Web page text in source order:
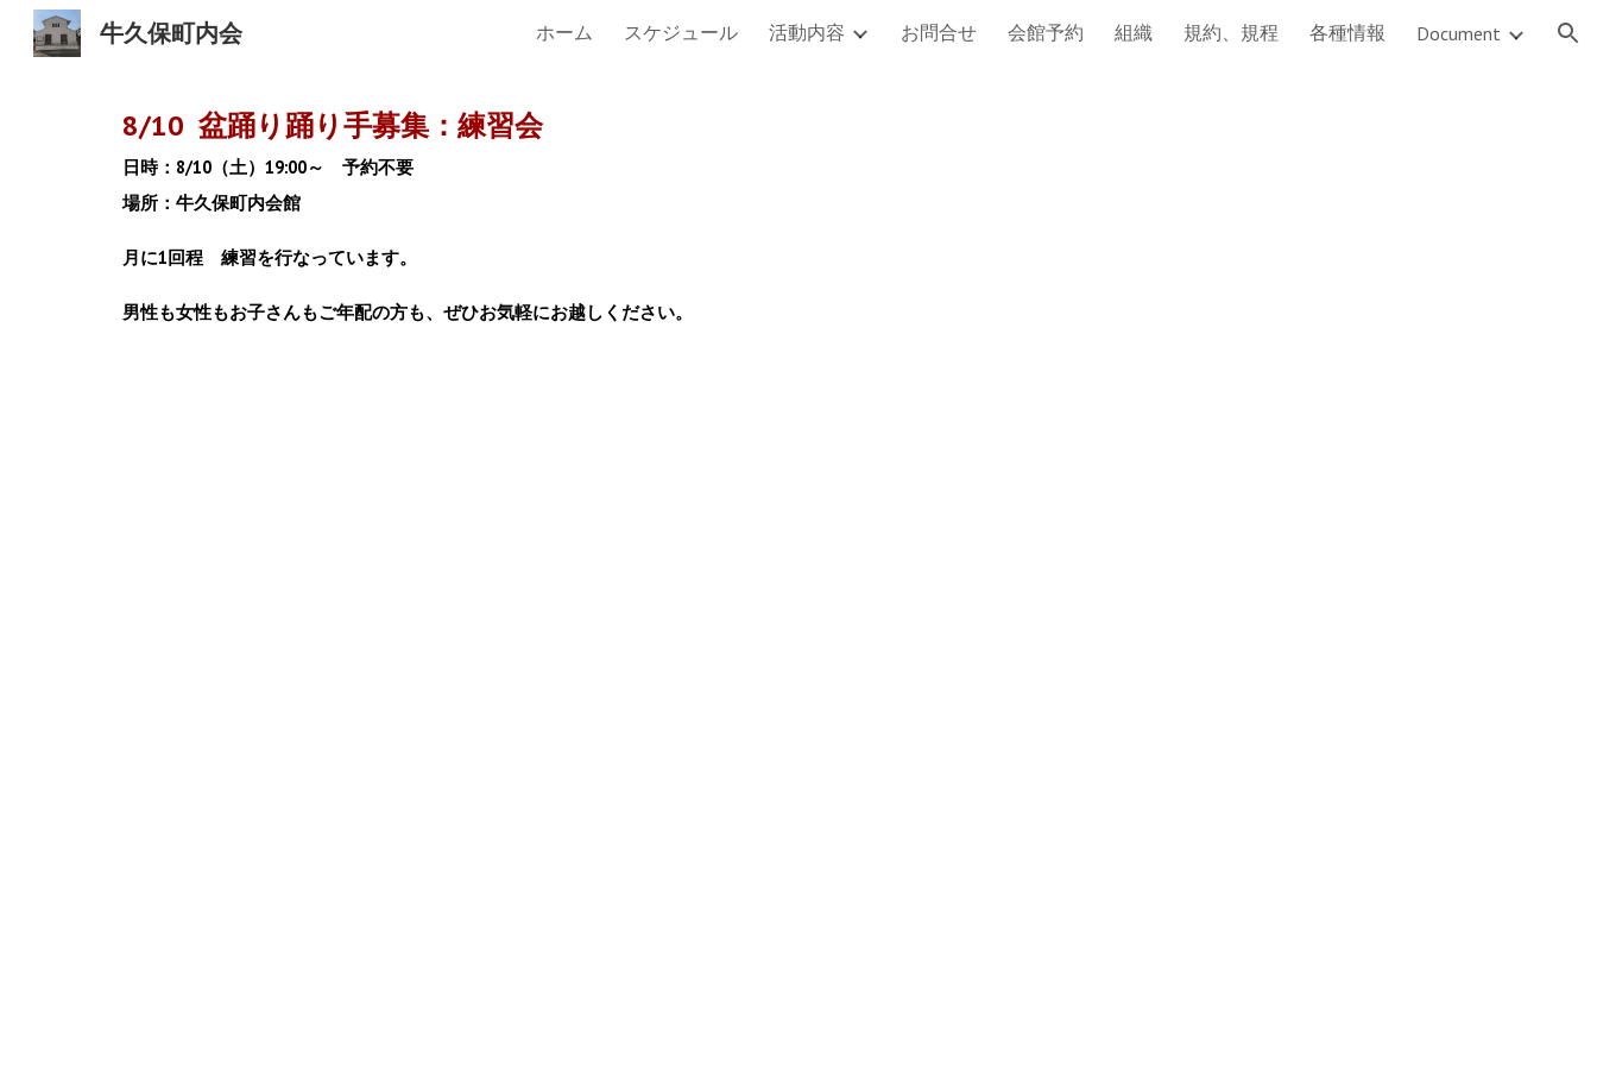
Skip to main content Skip to navigation
牛久保町内会 ホーム スケジュール 活動内容 お問合せ 会館予約 組織 規約、規程 各種情報 Document
8/10 盆踊り踊り手募集：練習会
日時：8/10（土）19:00～ 予約不要
場所：牛久保町内会館
月に1回程 練習を行なっています。
男性も女性もお子さんもご年配の方も、ぜひお気軽にお越しください。